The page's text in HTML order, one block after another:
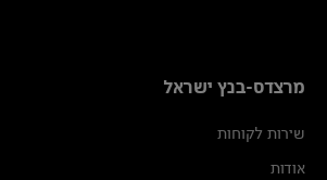
מרצדס-בנץ ישראל
שירות לקוחות
אודות